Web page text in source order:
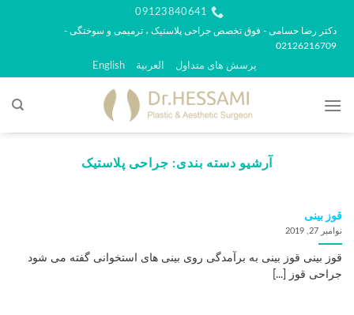
محتوا
09123840641
دکتر رضا حسامی - فوق تخصص جراحی پلاستیک ، ترمیمی و سوختگی -
02126216709
پرسش های متداول العربية English
آرشیو دسته بندی: جراحی پلاستیک
قوز بینی
نوامبر 27, 2019
قوز بینی قوز بینی به برآمدگی روی بینی های استخوانی گفته می شود
جراحی قوز [...]